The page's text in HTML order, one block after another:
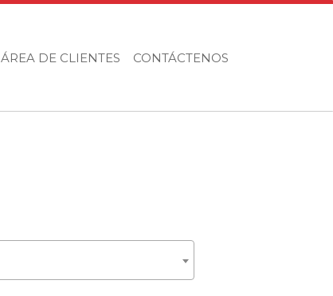
ÁREA DE CLIENTES CONTÁCTENOS